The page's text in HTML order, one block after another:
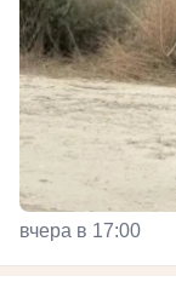
вчера в 17:00